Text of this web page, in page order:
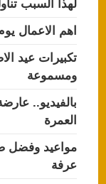
لهذا السبب
اهم الاعمال
تكبيرات عيد
ومسموعة
بالفيديو..
العمرة
مواعيد وفضل
عرفة